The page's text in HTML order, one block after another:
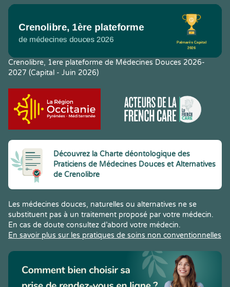
Crenolibre, 1ere plateforme de Médecines Douces 2026-
2027 (Capital - Juin 2026)
Découvrez la Charte déontologique des
Praticiens de Médecines Douces et Alternatives
de Crenolibre
Les médecines douces, naturelles ou alternatives ne se
substituent pas à un traitement proposé par votre médecin.
En cas de doute consultez d’abord votre médecin.
En savoir plus sur les pratiques de soins non conventionnelles